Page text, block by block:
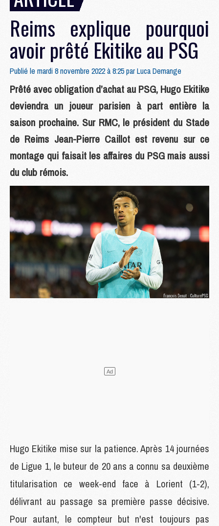
Reims explique pourquoi
avoir prêté Ekitike au PSG
Publié le mardi 8 novembre 2022 à 8:25 parLuca Demange
Prêté avec obligation d’achat au PSG, Hugo Ekitike
deviendra un joueur parisien à part entière la
saison prochaine. Sur RMC, le président du Stade
de Reims Jean-Pierre Caillot est revenu sur ce
montage qui faisait les affaires du PSG mais aussi
du club rémois.
Hugo Ekitike mise sur la patience. Après 14 journées
de Ligue 1, le buteur de 20 ans a connu sa deuxième
titularisation ce week-end face à Lorient (1-2),
délivrant au passage sa première passe décisive.
Pour autant, le compteur but n'est toujours pas